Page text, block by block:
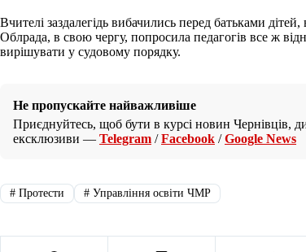
Вчителі заздалегідь вибачились перед батьками
Облрада, в свою чергу, попросила педагогів все ж
вирішувати у судовому порядку.
Не пропускайте найважливіше
Приєднуйтесь, щоб бути в курсі новин Чернівців,
ексклюзиви — Telegram /Facebook /Google News
#Протести #Управління освіти ЧМР